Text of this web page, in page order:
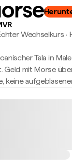
Wechselkurs ·
Tala in
Geld mit Morse
keine